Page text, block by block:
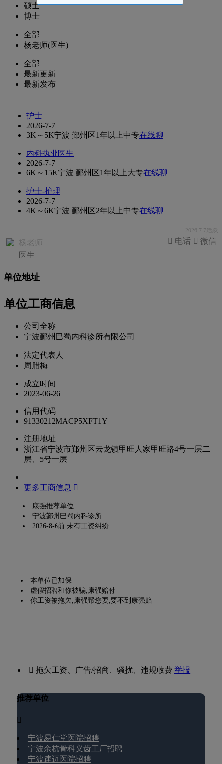
硕士
博士
全部
杨老师(医生)
全部
最新更新
最新发布
护士
2026-7-7
3K～5K宁波 鄞州区1年以上中专在线聊
内科执业医生
2026-7-7
6K～15K宁波 鄞州区1年以上大专在线聊
护士-护理
2026-7-7
4K～6K宁波 鄞州区2年以上中专在线聊
2026.7.7活跃
杨老师
医生
 微信
 电话
单位地址
单位工商信息
公司全称
宁波鄞州巴蜀内科诊所有限公司
法定代表人
周腊梅
成立时间
2023-06-26
信用代码
91330212MACP5XFT1Y
注册地址
浙江省宁波市鄞州区云龙镇甲旺人家甲旺路4号一层二
层、5号一层
更多工商信息 
康强推荐单位
宁波鄞州巴蜀内科诊所
2026-8-6前 未有工资纠纷
本单位已加保
虚假招聘和你被骗,康强赔付
你工资被拖欠,康强帮您要,要不到康强赔
 拖欠工资、广告/招商、骚扰、违规收费举报
推荐单位

宁波易仁堂医院招聘
宁波余杭骨科义齿工厂招聘
宁波速迈医院招聘